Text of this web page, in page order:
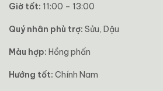
Giờ tốt: 11:00 – 13:00
Quý nhân phù trợ: Sửu, Dậu
Màu hợp: Hồng phấn
Hướng tốt: Chính Nam